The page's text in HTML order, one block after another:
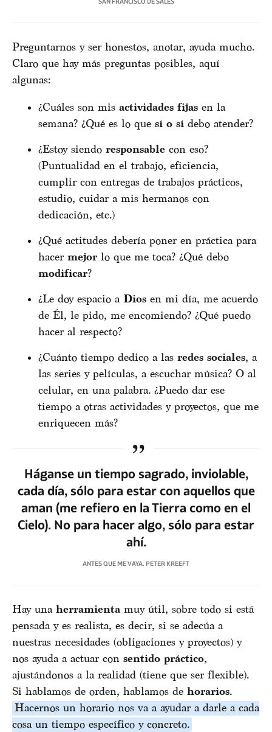
Preguntarnos y ser honestos, anotar, ayuda mucho.
Claro que hay más preguntas posibles, aquí
algunas:
¿Cuáles son mis actividades fijas en la
semana? ¿Qué es lo que sí o sí debo atender?
¿Estoy siendo responsable con eso?
(Puntualidad en el trabajo, eficiencia,
cumplir con entregas de trabajos prácticos,
estudio, cuidar a mis hermanos con
dedicación, etc.)
¿Qué actitudes debería poner en práctica para
hacer mejor lo que me toca? ¿Qué debo
modificar?
¿Le doy espacio a Dios en mi día, me acuerdo
de Él, le pido, me encomiendo? ¿Qué puedo
hacer al respecto?
¿Cuánto tiempo dedico a las redes sociales, a
las series y películas, a escuchar música? O al
celular, en una palabra. ¿Puedo dar ese
tiempo a otras actividades y proyectos, que me
enriquecen más?
Háganse un tiempo sagrado, inviolable,
cada día, sólo para estar con aquellos que
aman (me refiero en la Tierra como en el
Cielo). No para hacer algo, sólo para estar
ahí.
ANTES QUE ME VAYA. PETER KREEFT
Hay una herramienta muy útil, sobre todo si está
pensada y es realista, es decir, si se adecúa a
nuestras necesidades (obligaciones y proyectos) y
nos ayuda a actuar con sentido práctico,
ajustándonos a la realidad (tiene que ser flexible).
Si hablamos de orden, hablamos de horarios.
Hacernos un horario nos va a ayudar a darle a cada
cosa un tiempo específico y concreto.